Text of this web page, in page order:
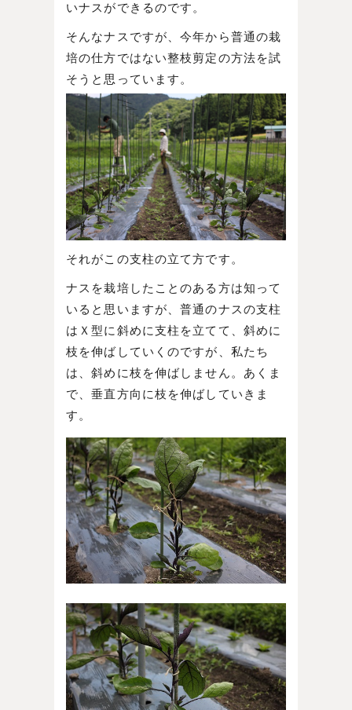
いナスができるのです。
そんなナスですが、今年から普通の栽
培の仕方ではない整枝剪定の方法を試
そうと思っています。
それがこの支柱の立て方です。
ナスを栽培したことのある方は知って
いると思いますが、普通のナスの支柱
はＸ型に斜めに支柱を立てて、斜めに
枝を伸ばしていくのですが、私たち
は、斜めに枝を伸ばしません。あくま
で、垂直方向に枝を伸ばしていきま
す。